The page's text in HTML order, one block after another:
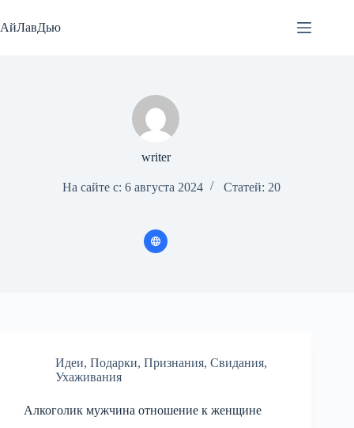
к
сути
АйЛавДью
writer
На сайте с: 6 августа 2024 Статей: 20
Идеи, Подарки, Признания, Свидания,
Ухаживания
Алкоголик мужчина отношение к женщине